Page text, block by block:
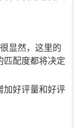
显然，这里的
匹配度都将决定
加好评量和好评